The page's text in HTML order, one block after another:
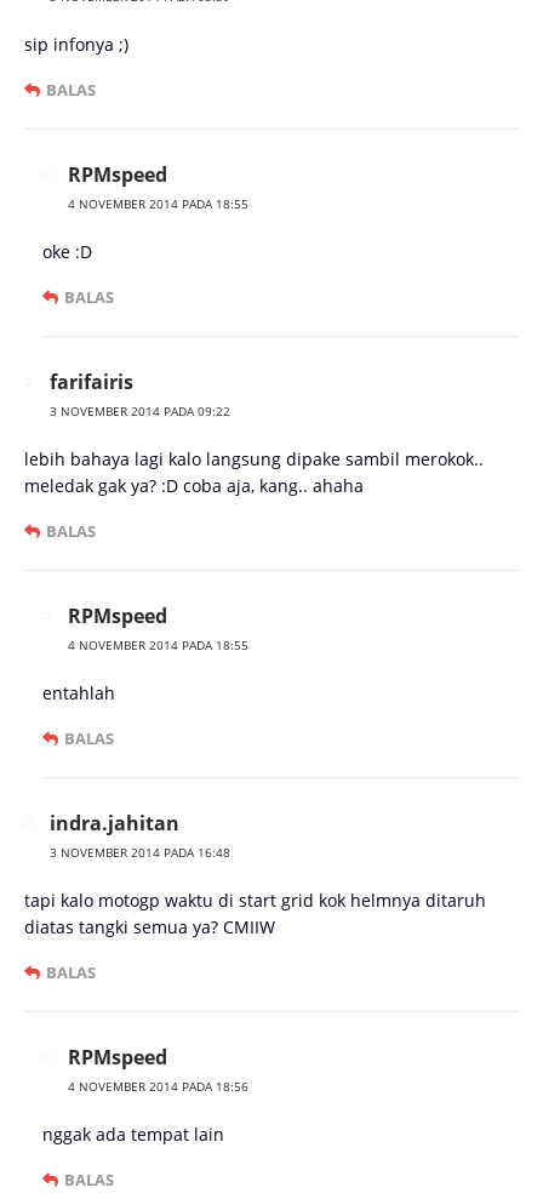
sip infonya ;)
BALAS
RPMspeed
4 NOVEMBER 2014 PADA 18:55
oke :D
BALAS
farifairis
3 NOVEMBER 2014 PADA 09:22
lebih bahaya lagi kalo langsung dipake sambil merokok..
meledak gak ya? :D coba aja, kang.. ahaha
BALAS
RPMspeed
4 NOVEMBER 2014 PADA 18:55
entahlah
BALAS
indra.jahitan
3 NOVEMBER 2014 PADA 16:48
tapi kalo motogp waktu di start grid kok helmnya ditaruh
diatas tangki semua ya? CMIIW
BALAS
RPMspeed
4 NOVEMBER 2014 PADA 18:56
nggak ada tempat lain
BALAS